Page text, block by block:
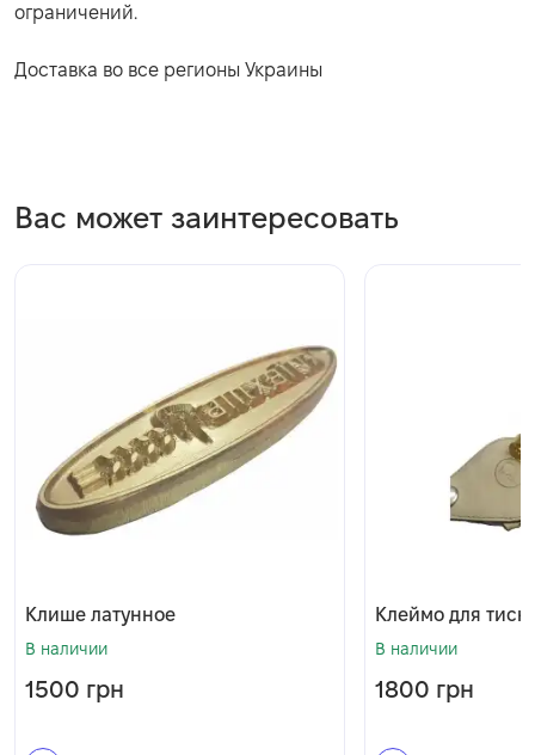
ограничений.
Доставка во все регионы Украины
Вас может заинтересовать
Клише латунное
В наличии
1500 грн
Клеймо для
В наличии
1800 грн